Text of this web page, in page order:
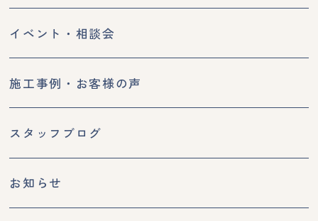
イベント・相談会
施工事例・お客様の声
スタッフブログ
お知らせ